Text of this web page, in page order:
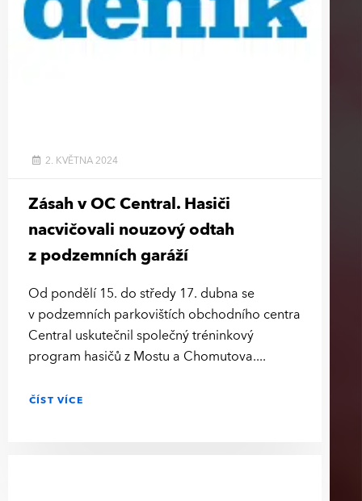
Zásah v OC Central. Hasiči
nacvičovali nouzový odtah
z podzemních garáží
Od pondělí 15. do středy 17. dubna se
v podzemních parkovištích obchodního centra
Central uskutečnil společný tréninkový
program hasičů z Mostu a Chomutova.
ČÍST VÍCE
2. KVĚTNA 2024